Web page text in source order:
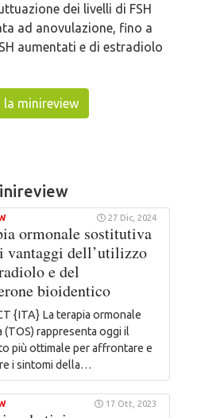
dei livelli di FSH
ad anovulazione, fino a
aumentati e di estradiolo
la minireview
27 Dic, 2024
ormonale sostitutiva
vantaggi dell’utilizzo
e del
bioidentico
{ITA} La terapia ormonale
rappresenta oggi il
più ottimale per affrontare e
i sintomi della…
17 Ott, 2023